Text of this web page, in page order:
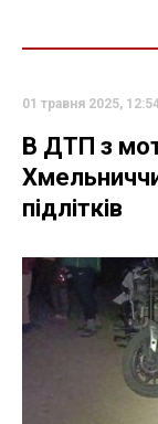
01 травня 2025,
В ДТП з
підлітків